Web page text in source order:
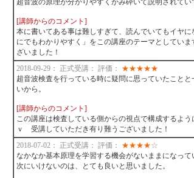
超音波の原理が分かりやすくかみ砕いて説明されてい
[講師からのコメント]
本に書いてある事は難しすぎて、読んでいてもイヤ
にでもわかりやすく」をこの講座のテーマとしてい
ざいました！
2018-09-29： 正式受講： 評価： ★★★★★
超音波検査を行っている時に疑問に思っていたこと
いから。
[講師からのコメント]
この講座は検査している側からの視点で構成するよ
ｖ 受講していただき有り難うございました！
2018-07-02： 正式受講： 評価： ★★★★☆
なかなか基本原理を学習する機会がないままになっ
次にいけないのは、とても良いと思いました。